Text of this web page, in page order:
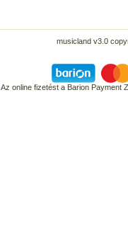
musicland v3.0
Az online fizetést a Barion Payment